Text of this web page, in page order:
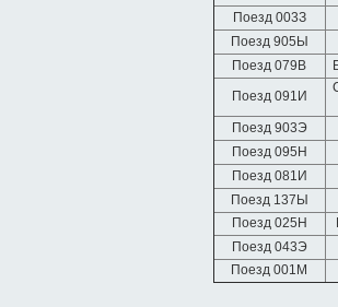
Поезд 003З
Поезд 905Ы
Поезд 079В
Поезд 091И
Поезд 903Э
Поезд 095Н
Поезд 081И
Поезд 137Ы
Поезд 025Н
Поезд 043Э
Поезд 001М